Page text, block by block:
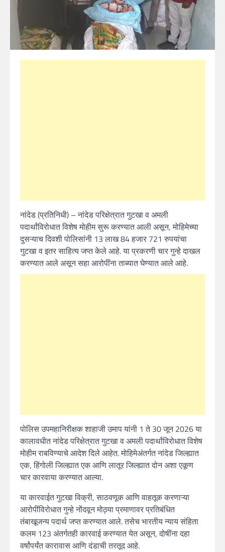
नांदेड (प्रतिनिधी) – नांदेड परिक्षेत्रात गुटखा व अमली
पदार्थांविरोधात विशेष मोहीम सुरू करण्यात आली असून, मोहिमेच्या
दुसऱ्याच दिवशी पोलिसांनी 13 लाख 84 हजार 721 रुपयांचा
गुटखा व इतर साहित्य जप्त केले आहे. या प्रकरणी चार गुन्हे दाखल
करण्यात आले असून सहा आरोपींना ताब्यात घेण्यात आले आहे.
पोलिस उपमहानिरीक्षक शाहाजी उमाप यांनी 1 ते 30 जून 2026 या
कालावधीत नांदेड परिक्षेत्रात गुटखा व अमली पदार्थांविरोधात विशेष
मोहीम राबविण्याचे आदेश दिले आहेत. मोहिमेअंतर्गत नांदेड जिल्ह्यात
एक, हिंगोली जिल्ह्यात एक आणि लातूर जिल्ह्यात दोन अशा एकूण
चार कारवाया करण्यात आल्या.
या कारवाईत गुटखा विक्री, साठवणूक आणि वाहतूक करणाऱ्या
आरोपींविरोधात गुन्हे नोंदवून मोठ्या प्रमाणावर प्रतिबंधित
तंबाखूजन्य पदार्थ जप्त करण्यात आले. तसेच भारतीय न्याय संहिता
कलम 123 अंतर्गतही कारवाई करण्यात येत असून, दोषींना दहा
वर्षांपर्यंत कारावास आणि दंडाची तरतूद आहे.